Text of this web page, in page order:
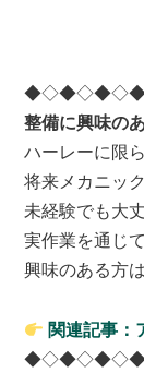
整備に興味の
ハーレーに限
将来メカニッ
未経験でも大
実作業を通じ
興味のある方
関連記事：